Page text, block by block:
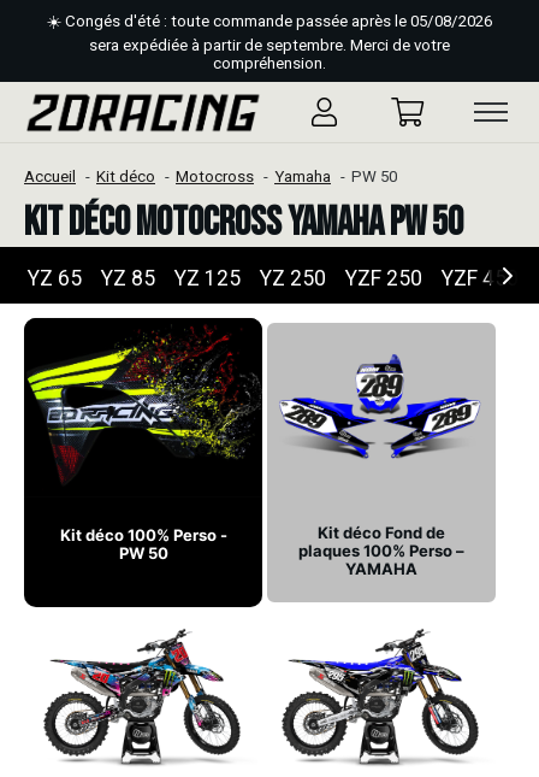
☀️ Congés d'été : toute commande passée après le 05/08/2026
sera expédiée à partir de septembre. Merci de votre
compréhension.
Accueil Kit déco Motocross Yamaha PW 50
Kit déco Motocross Yamaha PW 50
YZ 65 YZ 85 YZ 125 YZ 250 YZF 250 YZF 450
Kit déco 100% Perso -
PW 50
Kit déco Fond de
plaques 100% Perso –
YAMAHA